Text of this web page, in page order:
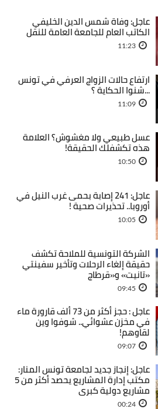
عاجل: وفاة شمس الدين الخليفي
الكاتب العام للجامعة العامة للنقل
11:23
ارتفاع حالات الزواج العرفي في تونس
...شنوا الحكاية ؟
11:09
عسل طبيعي ولا مغشوش؟ العلامة
هذه تكشفلك الحقيقة!
10:50
عاجل: 241 إصابة بحمى غرب النيل في
أوروبا.. تحذيرات صحية !
10:05
الشركة التونسية للملاحة تكشف
حقيقة إلغاء الرحلات وتأخير سفينتي
«تانيت» و«قرطاج
09:45
عاجل : حجز أكثر من 73 ألف قارورة ماء
في مخزن عشوائي.. شوفوا وين
لقاوهم!
09:07
عاجل: إنجاز جديد لجامعة تونس المنار:
مكتب إدارة المشاريع يحصد أكثر من 5
مشاريع دولية كبرى
00:24